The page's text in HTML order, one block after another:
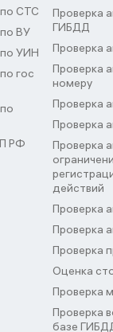
СТС
ВУ
УИН
гос
РФ
Проверка
ГИБДД
Проверка
Проверка
номеру
Проверка
Проверка
Проверка
действий
Проверка
Проверка
Проверка
Оценка
Проверка
Проверка
базе